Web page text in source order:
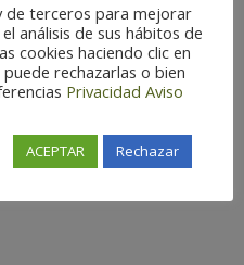
de terceros para mejorar
análisis de sus hábitos de
cookies haciendo clic en
rechazarlas o bien
Privacidad Aviso
ACEPTAR Rechazar